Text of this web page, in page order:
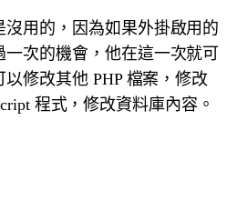
用的，因為如果外掛啟用的
次的機會，他在這一次就可
修改其他 PHP 檔案，修改
程式，修改資料庫內容。